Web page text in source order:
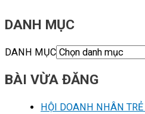
DANH MỤC
DANH MỤC
BÀI VỪA ĐĂNG
HỘI DOANH NHÂN